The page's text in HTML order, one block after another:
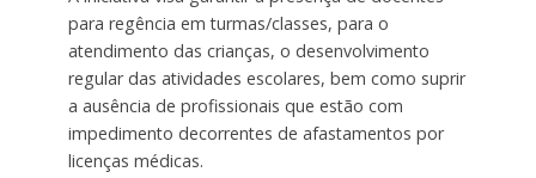
para regência em turmas/classes, para o
atendimento das crianças, o desenvolvimento
regular das atividades escolares, bem como suprir
a ausência de profissionais que estão com
impedimento decorrentes de afastamentos por
licenças médicas.